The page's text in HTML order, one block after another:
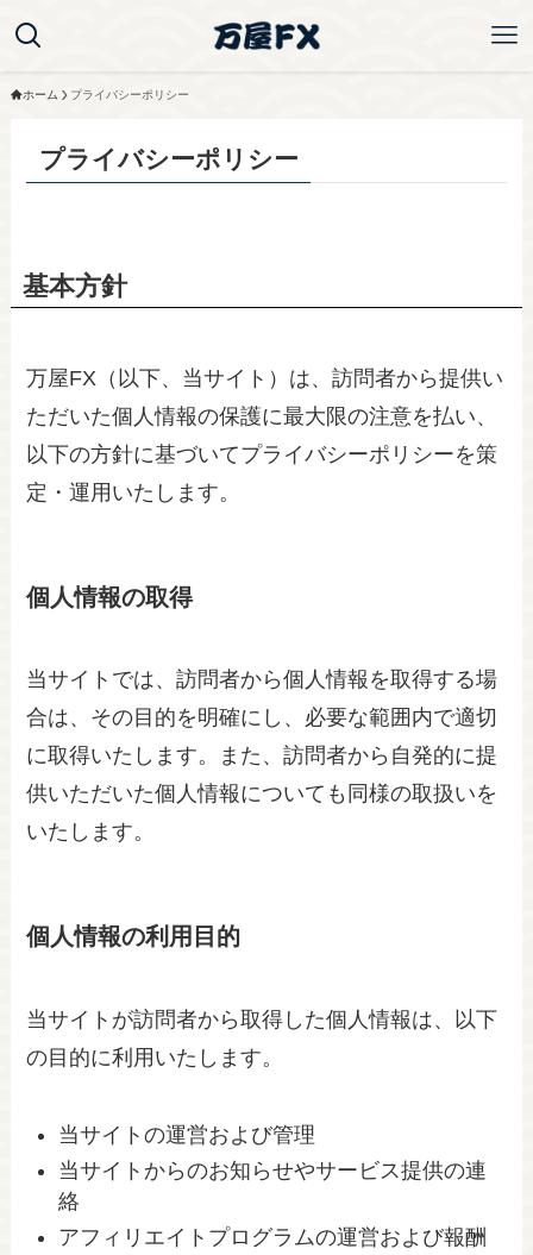
ホーム プライバシーポリシー
プライバシーポリシー
基本方針
万屋FX（以下、当サイト）は、訪問者から提供い
ただいた個人情報の保護に最大限の注意を払い、
以下の方針に基づいてプライバシーポリシーを策
定・運用いたします。
個人情報の取得
当サイトでは、訪問者から個人情報を取得する場
合は、その目的を明確にし、必要な範囲内で適切
に取得いたします。また、訪問者から自発的に提
供いただいた個人情報についても同様の取扱いを
いたします。
個人情報の利用目的
当サイトが訪問者から取得した個人情報は、以下
の目的に利用いたします。
当サイトの運営および管理
当サイトからのお知らせやサービス提供の連
絡
アフィリエイトプログラムの運営および報酬